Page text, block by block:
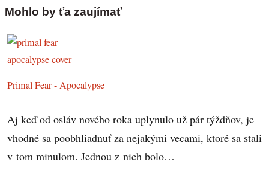
Mohlo by ťa zaujímať
Primal Fear - Apocalypse
Aj keď od osláv nového roka uplynulo už pár týždňov, je
vhodné sa poobhliadnuť za nejakými vecami, ktoré sa stali
v tom minulom. Jednou z nich bolo…